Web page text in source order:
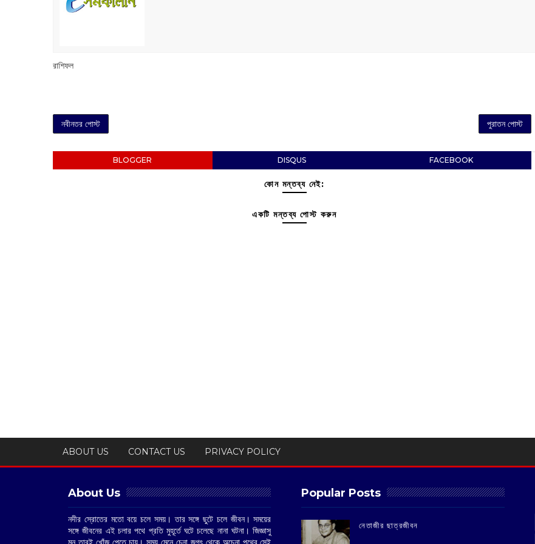
রাশিফল
নবীনতর পোস্ট পুরাতন পোস্ট
BLOGGER DISQUS FACEBOOK
কোন মন্তব্য নেই:
একটি মন্তব্য পোস্ট করুন
ABOUT US CONTACT US PRIVACY POLICY
About Us
নদীর স্রোতের মতো বয়ে চলে সময়। তার সঙ্গে ছুটে চলে জীবন। সময়ের
সঙ্গে জীবনের এই চলার পথে প্রতি মুহূর্তে ঘটে চলেছে নানা ঘটনা। জিজ্ঞাসু
Popular Posts
‌নেতাজীর ছাত্রজীবন